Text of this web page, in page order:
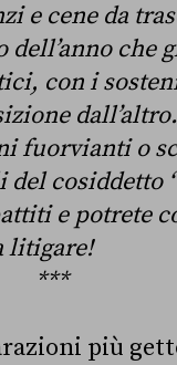
e cene da
che
con i
fuorvianti o
cosiddetto
e potrete
litigare!
***
più